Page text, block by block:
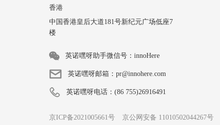
香港
中国香港皇后大道181号新纪元广场低座7
楼
英诺嘿呀助手微信号：innoHere
英诺嘿呀邮箱：pr@innohere.com
英诺嘿呀电话：(86 755)26916491
京ICP备2021005661号
京公网安备 11010502044267号